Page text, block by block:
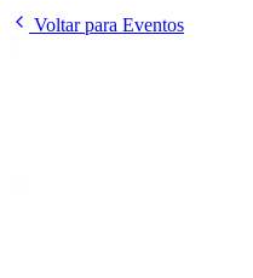
Voltar para Eventos